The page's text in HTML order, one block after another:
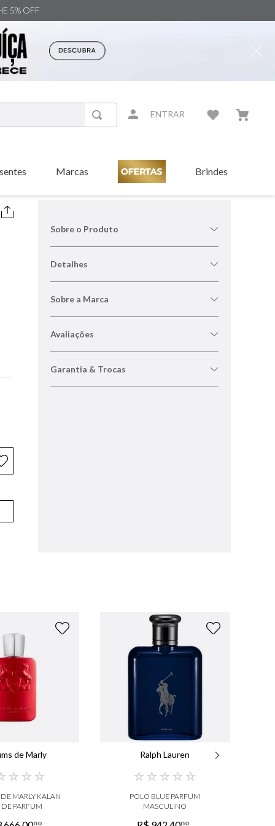
5% OFF
ENTRAR
Marcas Brindes
Sobre o Produto
Detalhes
Sobre a Marca
Avaliações
Garantia & Trocas
de Marly
☆ ☆ ☆
MARLY KALAN
DE PARFUM
no
Ralph Lauren
☆ ☆ ☆ ☆ ☆
POLO BLUE PARFUM
MASCULINO
no